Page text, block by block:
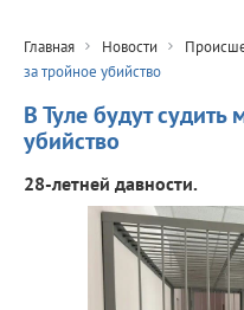
Главная Новости
за тройное убийство
В Туле будут
убийство
28-летней давности.